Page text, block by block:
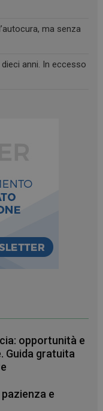
ma senza
anni. In eccesso
opportunità e
Guida gratuita
e